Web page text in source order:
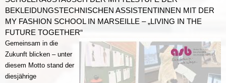
BEKLEIDUNGSTECHNISCHEN ASSISTENTINNEN MIT DER
MY FASHION SCHOOL IN MARSEILLE – „LIVING IN THE
FUTURE TOGETHER“
Gemeinsam in die
Zukunft blicken – unter
diesem Motto stand der
diesjährige